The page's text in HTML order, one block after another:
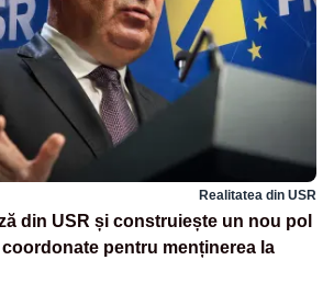
Realitatea din USR
din USR și construiește un nou pol
pentru menținerea la